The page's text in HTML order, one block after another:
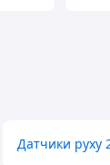
смарт-
за власним
роботи
Датчики руху